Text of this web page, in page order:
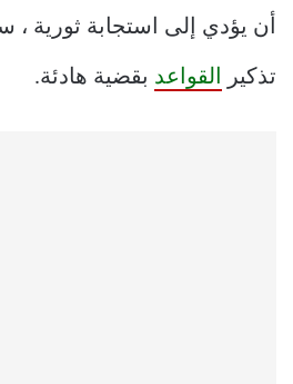
أن يؤدي إلى استجابة ثورية
تذكير القواعد بقضية هادئة.